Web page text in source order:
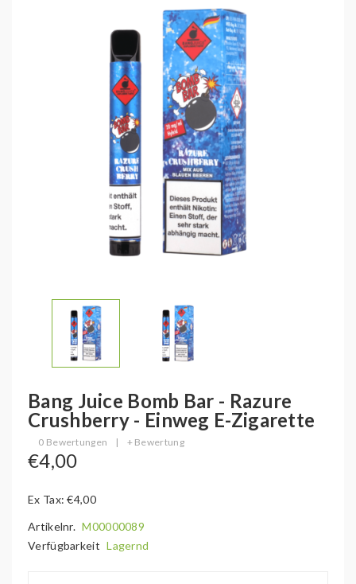
Bang Juice Bomb Bar - Razure
Crushberry - Einweg E-Zigarette
0 Bewertungen | + Bewertung
€4,00
Ex Tax: €4,00
Artikelnr. M00000089
Verfügbarkeit Lagernd